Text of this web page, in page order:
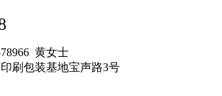
黄女士
刷包装基地宝声路3号